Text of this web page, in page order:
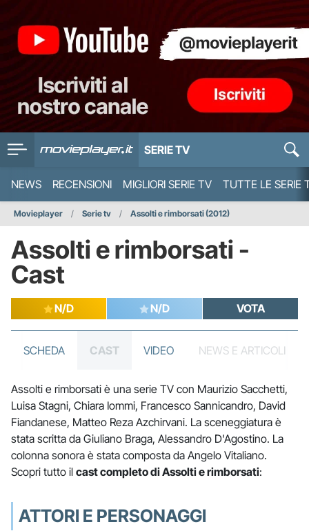
SERIE TV
NEWS RECENSIONI MIGLIORI SERIE TV TUTTE LE SERIE
Movieplayer Serie tv Assolti e rimborsati (2012)
Assolti e rimborsati -
Cast
N/D N/D VOTA
SCHEDA CAST VIDEO NEWS E ARTICOLI
Assolti e rimborsati è una serie TV con Maurizio Sacchetti,
Luisa Stagni, Chiara Iommi, Francesco Sannicandro, David
Fiandanese, Matteo Reza Azchirvani. La sceneggiatura è
stata scritta da Giuliano Braga, Alessandro D'Agostino. La
colonna sonora è stata composta da Angelo Vitaliano.
Scopri tutto il cast completo di Assolti e rimborsati:
ATTORI E PERSONAGGI